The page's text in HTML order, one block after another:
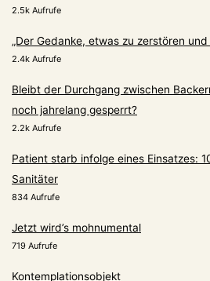
2.5k Aufrufe
„Der Gedanke, etwas zu zerstören
2.4k Aufrufe
Bleibt der Durchgang zwischen
noch jahrelang gesperrt?
2.2k Aufrufe
Patient starb infolge eines Einsatzes:
Sanitäter
834 Aufrufe
Jetzt wird’s mohnumental
719 Aufrufe
Kontemplationsobjekt